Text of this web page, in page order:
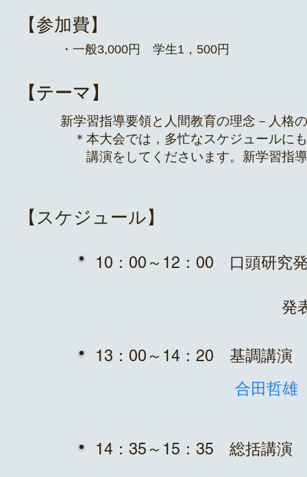
【参加費】
・一般3,000円 学生1，500円
【テーマ】
【テーマ】
新学習指導要領と人間教育の理念－人格
＊本大会では，多忙なスケジュールに
講演をしてくださいます。新学習指導
【スケジュール】
​10：00～12：00 口頭研究
発
​13：00～14：20 基調講演
合田哲雄
​14：35～15：35 総括講演